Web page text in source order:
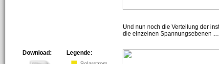
Und nun noch die Verteilung der
die einzelnen Spannungsebenen
Legende:
Download: